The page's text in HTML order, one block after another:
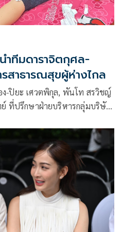
ทีมดาราจิตกุศล-
สาธารณสุขผู้ห่างไกล
ง-ปิยะ เศวตพิกุล, พันโท สรวิชญ์
ที่ปรึกษาฝ่ายบริหารกลุ่มบริษัท
ดารานักแสดงจิตกุศล